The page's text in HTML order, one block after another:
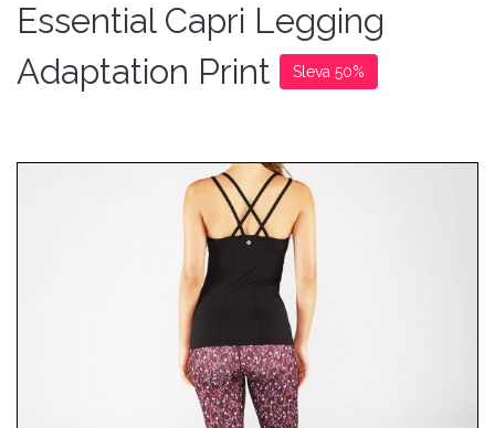
Essential Capri Legging
Adaptation Print
Sleva 50%